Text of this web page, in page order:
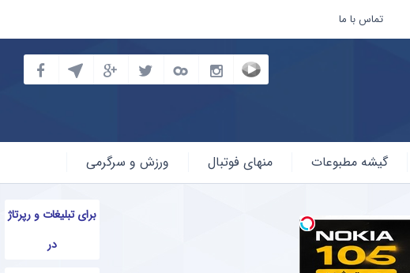
تماس با ما
گیشه مطبوعات منهای فوتبال ورزش و سرگرمی
برای تبلیغات و رپرتاژ
در